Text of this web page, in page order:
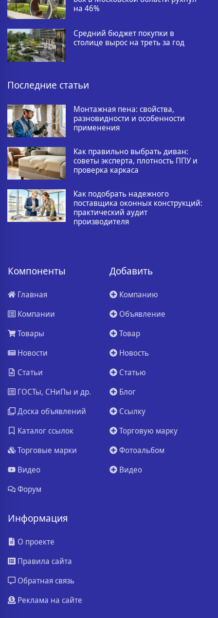
на 46%
Средний бюджет покупки в
столице вырос на треть за год
Последние статьи
Монтажная пена: свойства,
разновидности и особенности
применения
Как правильно выбрать диван:
советы эксперта, плотность ППУ и
проверка каркаса
Как подобрать надежного
поставщика оконных конструкций:
практический аудит
производителя
Компоненты
Главная
Компании
Товары
Новости
Статьи
ГОСТы, СНиПы и др.
Доска объявлений
Каталог ссылок
Торговые марки
Видео
Форум
Добавить
Компанию
Объявление
Товар
Новость
Статью
Блог
Ссылку
Торговую марку
Фотоальбом
Видео
Информация
О проекте
Правила сайта
Обратная связь
Реклама на сайте